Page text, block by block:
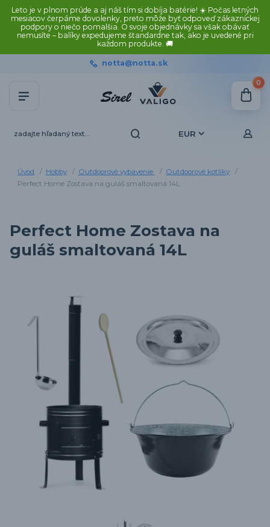
Leto je v plnom prúde a aj náš tím si dobíja batérie! ☀️ Počas letných
mesiacov čerpáme dovolenky, preto môže byť odpoveď zákazníckej
podpory o niečo pomalšia. O svoje objednávky sa však obávať
nemusíte – balíky expedujeme štandardne tak, ako je uvedené pri
každom produkte. 🚚
EUR
notta@notta.sk
0
Úvod Hobby Outdoorové vybavenie
Outdoorové kotlíky
Perfect Home Zostava na guláš smaltovaná 14L
Perfect Home Zostava na
guláš smaltovaná 14L